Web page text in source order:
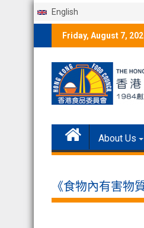
English
Friday, August 7,
About Us
《食物內有害物